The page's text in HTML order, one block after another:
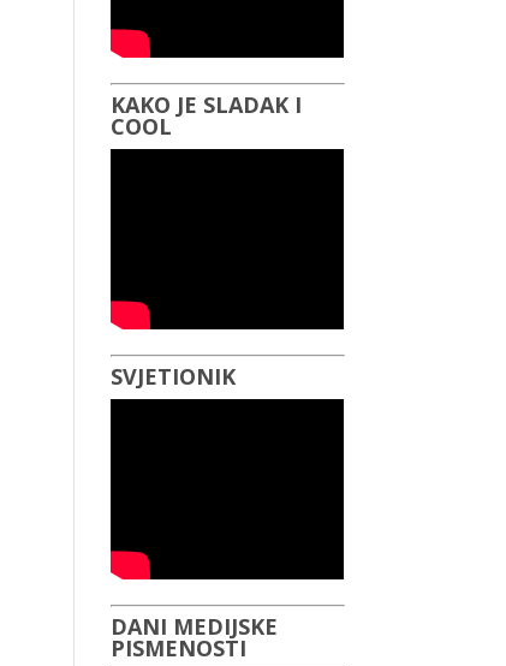
KAKO JE SLADAK I
COOL
SVJETIONIK
DANI MEDIJSKE
PISMENOSTI